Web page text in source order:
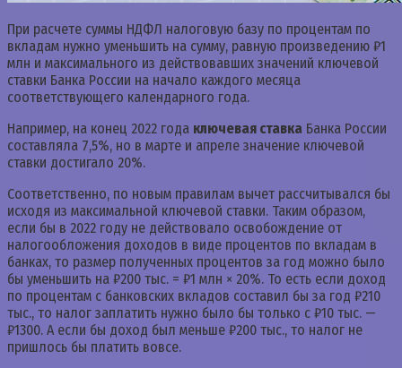
При расчете суммы НДФЛ налоговую базу по процентам по
вкладам нужно уменьшить на сумму, равную произведению ₽1
млн и максимального из действовавших значений ключевой
ставки Банка России на начало каждого месяца
соответствующего календарного года.
Например, на конец 2022 года ключевая ставка Банка России
составляла 7,5%, но в марте и апреле значение ключевой
ставки достигало 20%.
Соответственно, по новым правилам вычет рассчитывался бы
исходя из максимальной ключевой ставки. Таким образом,
если бы в 2022 году не действовало освобождение от
налогообложения доходов в виде процентов по вкладам в
банках, то размер полученных процентов за год можно было
бы уменьшить на ₽200 тыс. = ₽1 млн × 20%. То есть если доход
по процентам с банковских вкладов составил бы за год ₽210
тыс., то налог заплатить нужно было бы только с ₽10 тыс. —
₽1300. А если бы доход был меньше ₽200 тыс., то налог не
пришлось бы платить вовсе.